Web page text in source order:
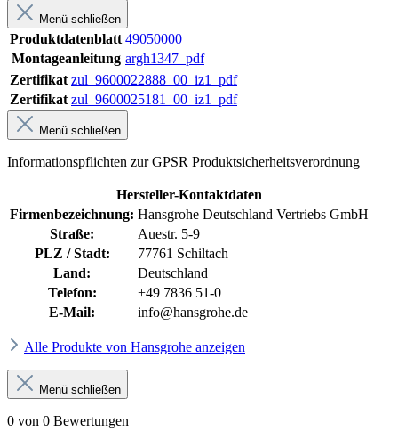
Menü schließen
Produktdatenblatt 49050000
Montageanleitung argh1347_pdf
Zertifikat zul_9600022888_00_iz1_pdf
Zertifikat zul_9600025181_00_iz1_pdf
Menü schließen
Informationspflichten zur GPSR Produktsicherheitsverordnung
Hersteller-Kontaktdaten
Firmenbezeichnung: Hansgrohe Deutschland Vertriebs GmbH
Straße:
Auestr. 5-9
PLZ / Stadt:
77761 Schiltach
Land:
Deutschland
Telefon:
+49 7836 51-0
E-Mail:
info@hansgrohe.de
Alle Produkte von Hansgrohe anzeigen
Menü schließen
0 von 0 Bewertungen